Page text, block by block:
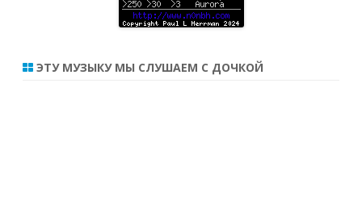
ЭТУ МУЗЫКУ МЫ СЛУШАЕМ С ДОЧКОЙ